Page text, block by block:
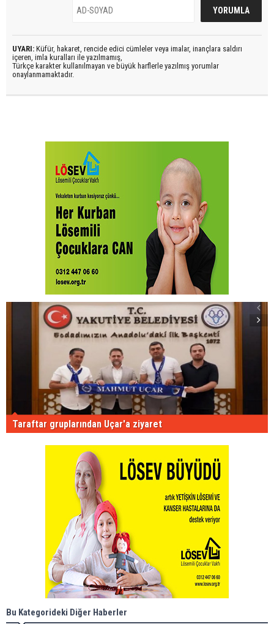
UYARI: Küfür, hakaret, rencide edici cümleler veya imalar, inançlara saldırı
içeren, imla kuralları ile yazılmamış,
Türkçe karakter kullanılmayan ve büyük harflerle yazılmış yorumlar
onaylanmamaktadır.
Taraftar gruplarından Uçar'a ziyaret
Bu Kategorideki Diğer Haberler